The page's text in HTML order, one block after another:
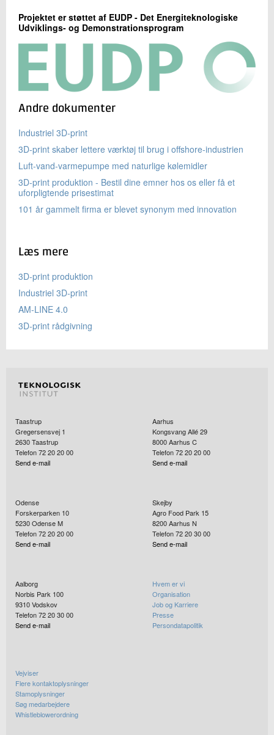
Projektet er støttet af EUDP - Det Energiteknologiske
Udviklings- og Demonstrationsprogram
Andre dokumenter
Industriel 3D-print
3D-print skaber lettere værktøj til brug i offshore-industrien
Luft-vand-varmepumpe med naturlige kølemidler
3D-print produktion - Bestil dine emner hos os eller få et
uforpligtende prisestimat
101 år gammelt firma er blevet synonym med innovation
Læs mere
3D-print produktion
Industriel 3D-print
AM-LINE 4.0
3D-print rådgivning
Taastrup
Gregersensvej 1
2630Taastrup
Telefon 72 20 20 00
Send e-mail
Aarhus
Kongsvang Allé 29
8000Aarhus C
Telefon 72 20 20 00
Send e-mail
Odense
Forskerparken 10
5230Odense M
Telefon 72 20 20 00
Send e-mail
Skejby
Agro Food Park 15
8200Aarhus N
Telefon 72 20 30 00
Send e-mail
Aalborg
Norbis Park 100
9310Vodskov
Telefon 72 20 30 00
Send e-mail
Hvem er vi
Organisation
Job og Karriere
Presse
Persondatapolitik
Vejviser
Flere kontaktoplysninger
Stamoplysninger
Søg medarbejdere
Whistleblowerordning